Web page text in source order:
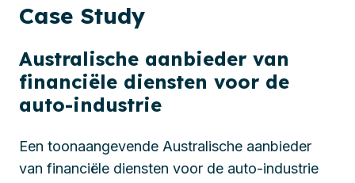
Case Study
Australische aanbieder van
financiële diensten voor de
auto-industrie
Een toonaangevende Australische aanbieder
van financiële diensten voor de auto-industrie